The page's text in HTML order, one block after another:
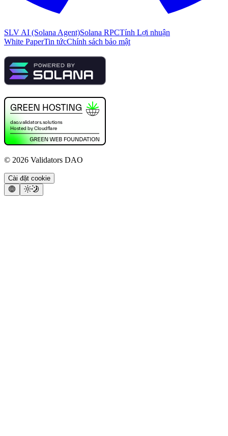
SLV AI (Solana Agent)Solana RPCTính Lợi nhuận
White PaperTin tứcChính sách bảo mật
© 2026 Validators DAO
Cài đặt cookie